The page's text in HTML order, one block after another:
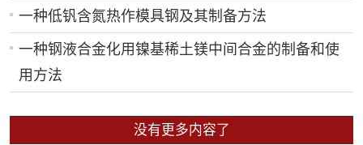
一种低钒含氮热作模具钢及其制备方法
一种钢液合金化用镍基稀土镁中间合金的制备和使
用方法
没有更多内容了